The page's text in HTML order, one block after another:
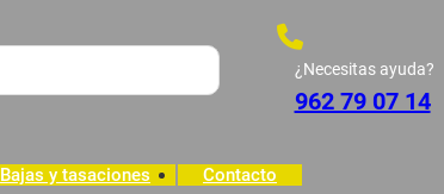
¿Necesitas ayuda?
962 79 07 14
Bajas y tasaciones Contacto